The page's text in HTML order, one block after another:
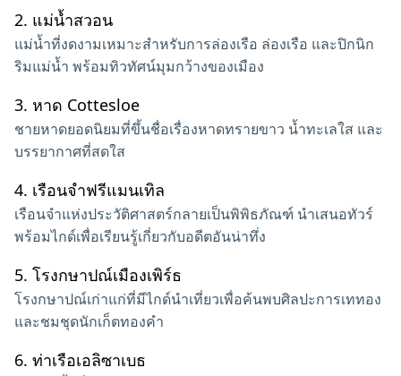
2. แม่น้ำสวอน
แม่น้ำที่งดงามเหมาะสำหรับการล่องเรือ ล่องเรือ และปิกนิก
ริมแม่น้ำ พร้อมทิวทัศน์มุมกว้างของเมือง
3. หาด Cottesloe
ชายหาดยอดนิยมที่ขึ้นชื่อเรื่องหาดทรายขาว น้ำทะเลใส และ
บรรยากาศที่สดใส
4. เรือนจำฟรีแมนเทิล
เรือนจำแห่งประวัติศาสตร์กลายเป็นพิพิธภัณฑ์ นำเสนอทัวร์
พร้อมไกด์เพื่อเรียนรู้เกี่ยวกับอดีตอันน่าทึ่ง
5. โรงกษาปณ์เมืองเพิร์ธ
โรงกษาปณ์เก่าแก่ที่มีไกด์นำเที่ยวเพื่อค้นพบศิลปะการเททอง
และชมชุดนักเก็ตทองคำ
6. ท่าเรือเอลิซาเบธ